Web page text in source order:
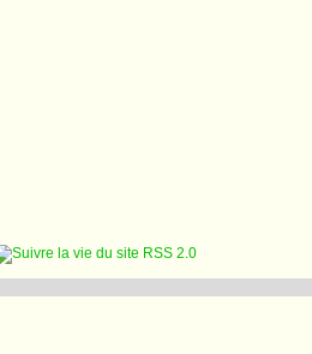
RSS 2.0